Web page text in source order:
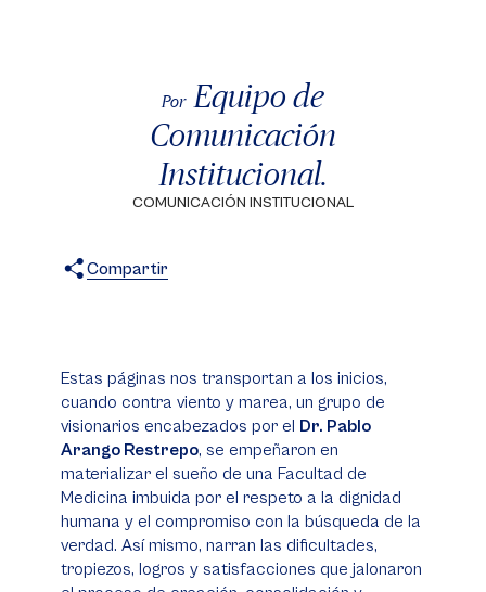
Por Equipo de
Comunicación
Institucional.
COMUNICACIÓN INSTITUCIONAL
Compartir
Estas páginas nos transportan a los inicios,
cuando contra viento y marea, un grupo de
visionarios encabezados por el Dr. Pablo
Arango Restrepo, se empeñaron en
materializar el sueño de una Facultad de
Medicina imbuida por el respeto a la dignidad
humana y el compromiso con la búsqueda de la
verdad. Así mismo, narran las dificultades,
tropiezos, logros y satisfacciones que jalonaron